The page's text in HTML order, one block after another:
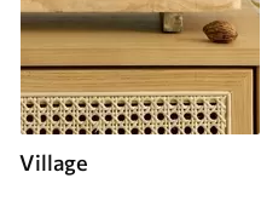
Village